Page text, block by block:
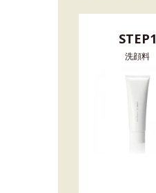
STEP1
洗顔料